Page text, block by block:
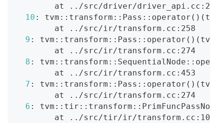
        at
.. /src/driver/
10 : tvm::transform::Pass::operator ( ) (
        at
.. /src/ir/transform.cc:258
9 : tvm::transform::Pass::operator ( ) (
        at
.. /src/ir/transform.cc:274
8 :
        at
.. /src/ir/transform.cc:453
7 : tvm::transform::Pass::operator ( ) (
        at
.. /src/ir/transform.cc:274
6 :
        at
.. /src/tir/ir/transform.cc:100